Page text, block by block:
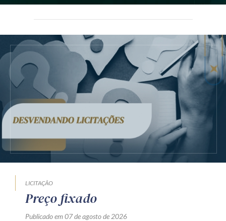
LICITAÇÃO
Preço fixado
Publicado em 07 de agosto de 2026